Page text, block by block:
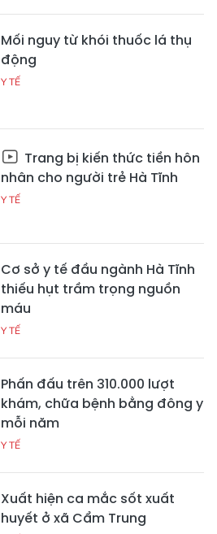
Mối nguy từ khói thuốc lá thụ
động
Y TẾ
Trang bị kiến thức tiền hôn
nhân cho người trẻ Hà Tĩnh
Y TẾ
Cơ sở y tế đầu ngành Hà Tĩnh
thiếu hụt trầm trọng nguồn
máu
Y TẾ
Phấn đấu trên 310.000 lượt
khám, chữa bệnh bằng đông y
mỗi năm
Y TẾ
Xuất hiện ca mắc sốt xuất
huyết ở xã Cẩm Trung